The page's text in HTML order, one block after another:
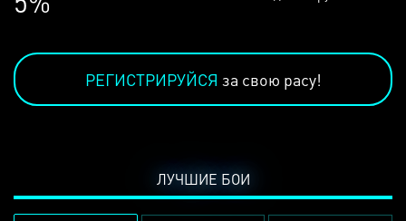
РЕГИСТРИРУЙСЯ за свою расу!
ЛУЧШИЕ БОИ